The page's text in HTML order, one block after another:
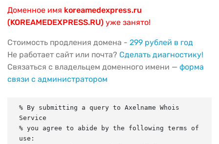
Доменное имя koreamedexpress.ru
(KOREAMEDEXPRESS.RU) уже занято!
Стоимость продления домена - 299 рублей в год
Не работает сайт или почта? Сделать диагностику!
Связаться с владельцем доменного имени — форма
связи с администратором
% By submitting a query to Axelname Whois
Service
% you agree to abide by the following terms of
use: